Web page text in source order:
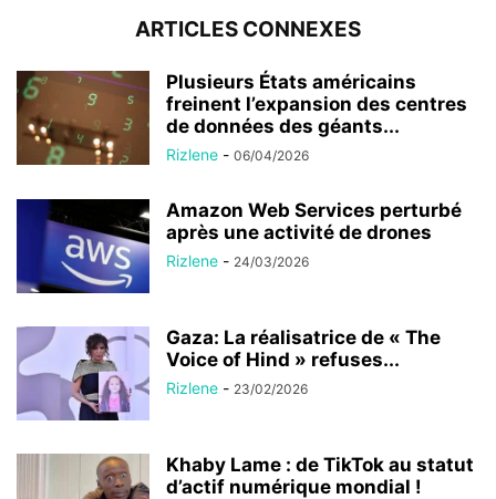
ARTICLES CONNEXES
Plusieurs États américains
freinent l’expansion des centres
de données des géants...
Rizlene - 06/04/2026
Amazon Web Services perturbé
après une activité de drones
Rizlene - 24/03/2026
Gaza: La réalisatrice de « The
Voice of Hind » refuses...
Rizlene - 23/02/2026
Khaby Lame : de TikTok au statut
d’actif numérique mondial !